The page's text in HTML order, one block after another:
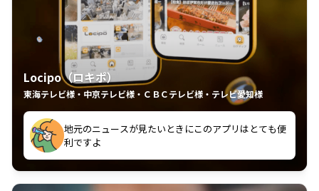
Locipo（ロキポ）
東海テレビ様・中京テレビ様・ＣＢＣテレビ様・テレビ愛知様
中京テレビのおもしろ番組が視聴可能地域外からも見
れるの嬉しいポイント
いつも利用させていただいております！